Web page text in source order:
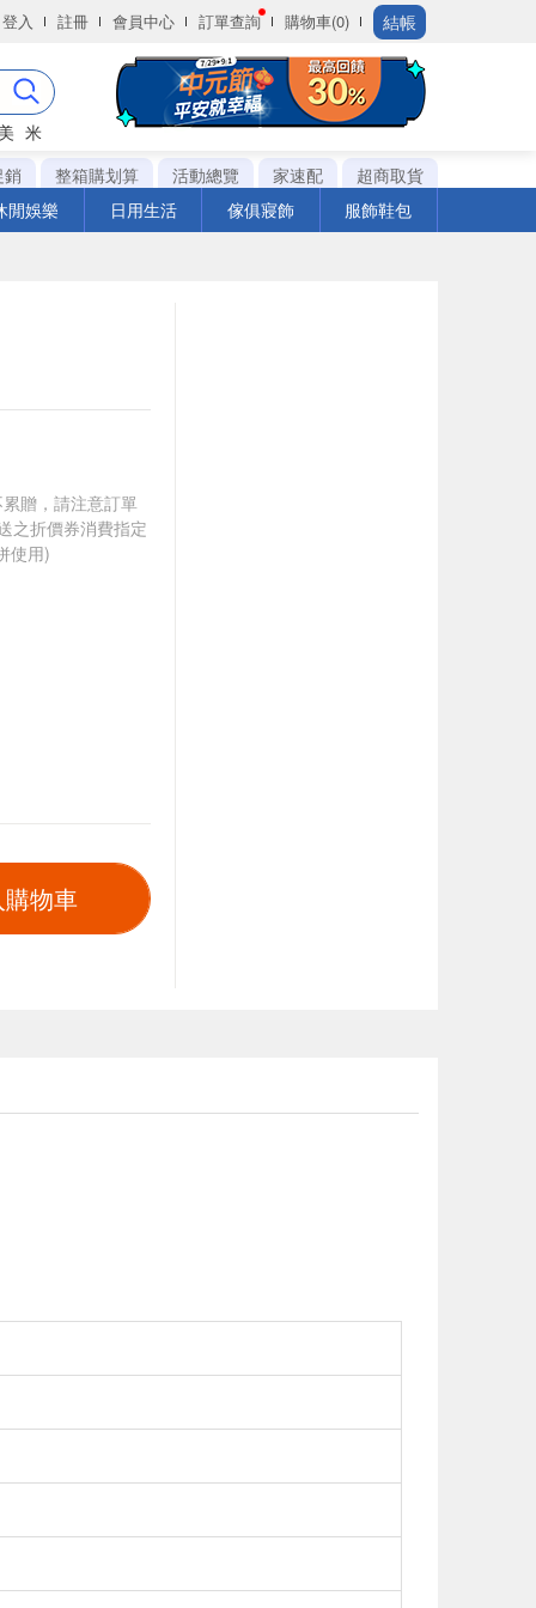
登入 註冊 會員中心 訂單查詢 購物車(0) 結帳
米
銷 整箱購划算 活動總覽 家速配
超商取貨
閒娛樂 日用生活 傢俱寢飾 服飾鞋包
贈，請注意訂單
之折價券消費指定
使用)
物車